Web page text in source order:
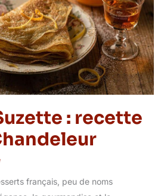
: recette
français, peu de noms